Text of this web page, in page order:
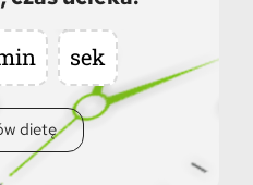
sek
dietę